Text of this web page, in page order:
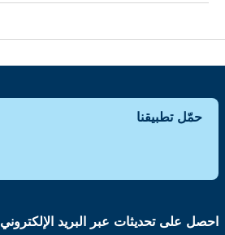
حمّل تطبيقنا
احصل على تحديثات عبر البريد الإلكتروني